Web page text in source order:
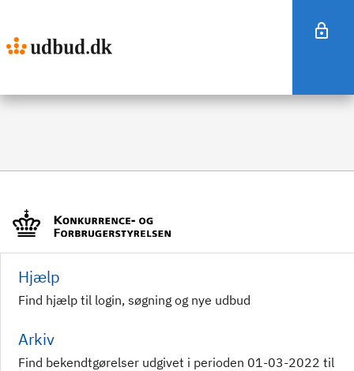
Hjælp
Find hjælp til login, søgning og nye udbud
Arkiv
Find bekendtgørelser udgivet i perioden 01-03-2022 til